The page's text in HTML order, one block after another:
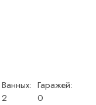
Ванных:
2
Гаражей:
0